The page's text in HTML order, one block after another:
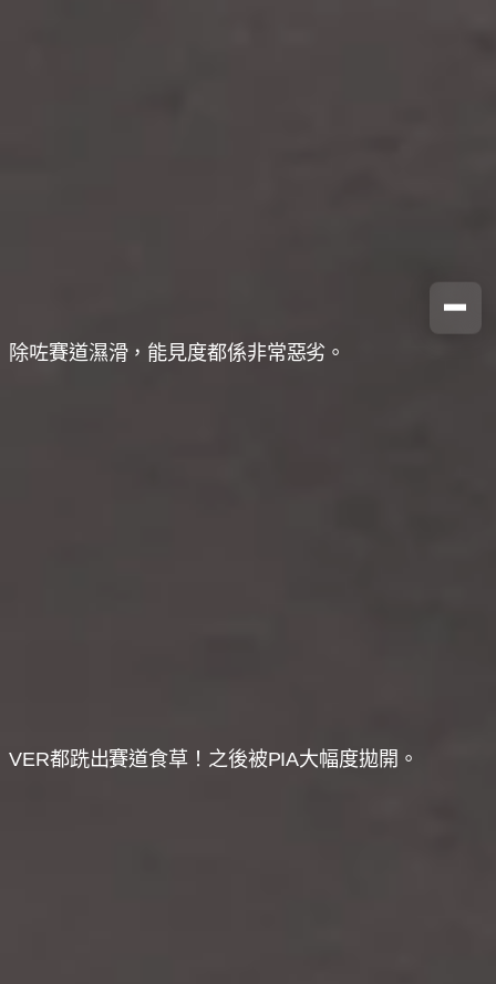
除咗賽道濕滑，能見度都係非常惡劣。
VER都跣出賽道食草！之後被PIA大幅度拋開。